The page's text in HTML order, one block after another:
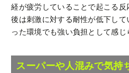
経が疲労していることで起こる
後は刺激に対する耐性が低下し
った環境でも強い負担として感じ
スーパーや人混みで気持